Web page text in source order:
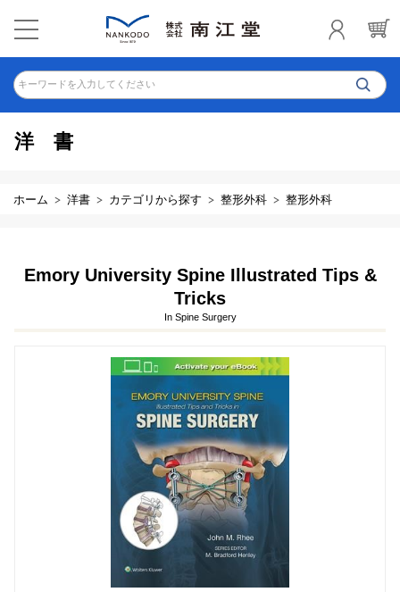
キーワードを入力してください
洋書
ホーム 洋書 カテゴリから探す 整形外科 整形外科
Emory University Spine Illustrated Tips &
Tricks
In Spine Surgery